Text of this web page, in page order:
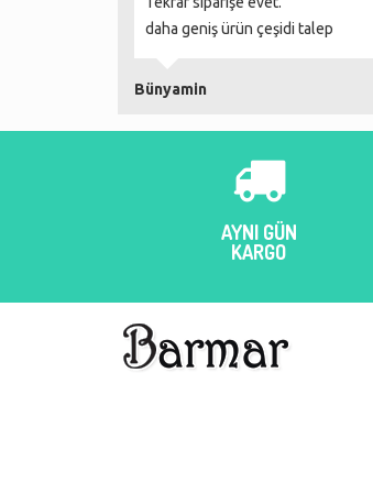
daha geniş ürün çeşidi talep
Bünyamin
AYNI GÜN
KARGO